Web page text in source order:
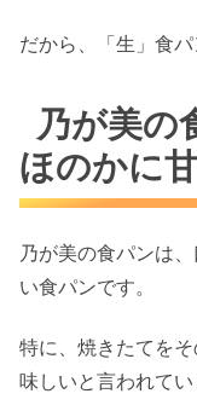
だから、「生」食
乃が美の
ほのかに
乃が美の食パンは
い食パンです。
特に、焼きたてを
味しいと言われてい